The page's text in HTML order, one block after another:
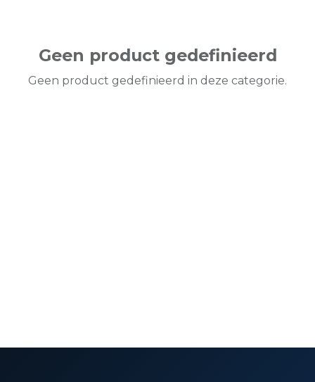
Geen product gedefinieerd
Geen product gedefinieerd in deze categorie.